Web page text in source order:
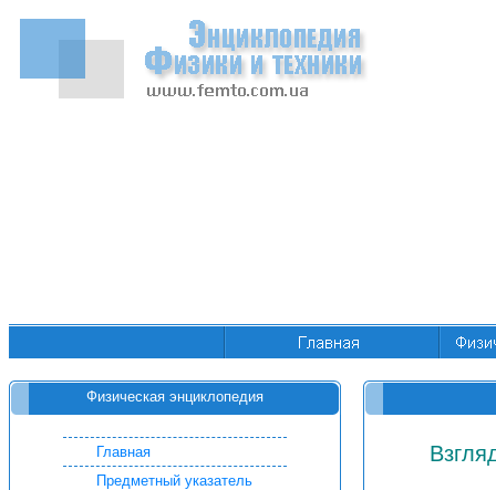
Физическая энциклопедия
Главная
Предметный указатель